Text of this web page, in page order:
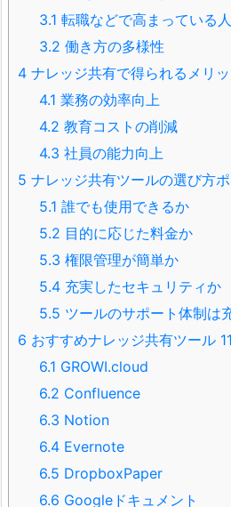
3.1 転職などで高まっている
3.2 働き方の多様性
4 ナレッジ共有で得られるメリッ
4.1 業務の効率向上
4.2 教育コストの削減
4.3 社員の能力向上
5 ナレッジ共有ツールの選び方ポ
5.1 誰でも使用できるか
5.2 目的に応じた料金か
5.3 権限管理が簡単か
5.4 充実したセキュリティか
5.5 ツールのサポート体制は
6 おすすめナレッジ共有ツール
6.1 GROWI.cloud
6.2 Confluence
6.3 Notion
6.4 Evernote
6.5 DropboxPaper
6.6 Googleドキュメント